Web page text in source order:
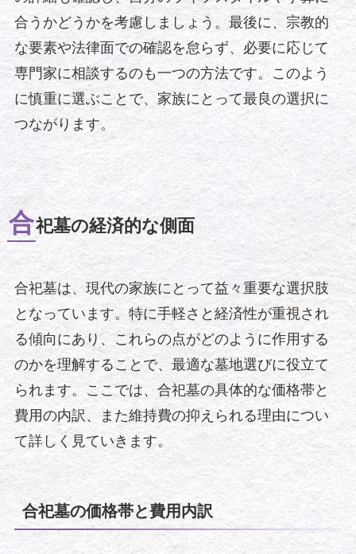
合うかどうかを考慮しましょう。最後に、宗教的
な要素や法律面での確認を怠らず、必要に応じて
専門家に相談するのも一つの方法です。このよう
に慎重に選ぶことで、家族にとって最良の選択に
つながります。
合祀墓の経済的な側面
合祀墓は、現代の家族にとって益々重要な選択肢
となっています。特に手軽さと経済性が重視され
る傾向にあり、これらの点がどのように作用する
のかを理解することで、最適な墓地選びに役立て
られます。ここでは、合祀墓の具体的な価格帯と
費用の内訳、また維持費の抑えられる理由につい
て詳しく見ていきます。
合祀墓の価格帯と費用内訳